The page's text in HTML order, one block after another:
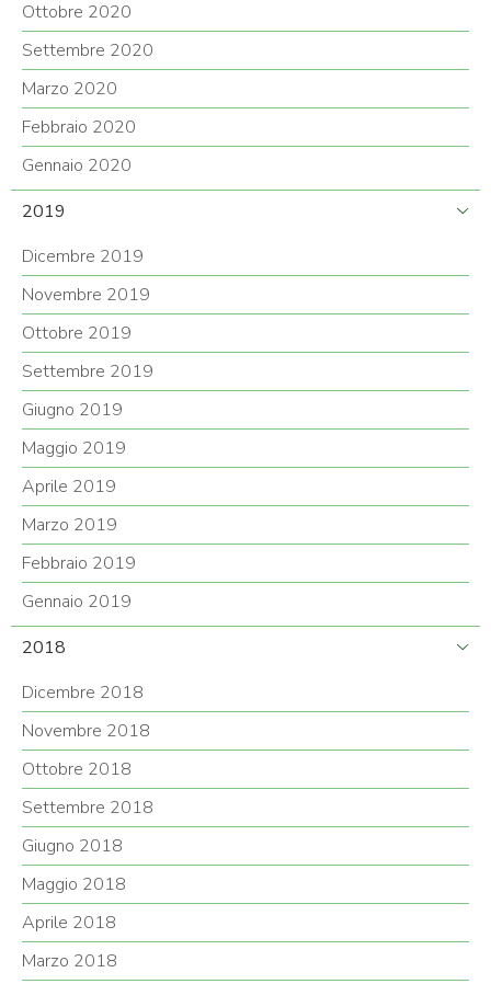
Ottobre 2020
Settembre 2020
Marzo 2020
Febbraio 2020
Gennaio 2020
2019
Dicembre 2019
Novembre 2019
Ottobre 2019
Settembre 2019
Giugno 2019
Maggio 2019
Aprile 2019
Marzo 2019
Febbraio 2019
Gennaio 2019
2018
Dicembre 2018
Novembre 2018
Ottobre 2018
Settembre 2018
Giugno 2018
Maggio 2018
Aprile 2018
Marzo 2018